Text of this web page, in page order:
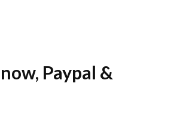
Paypal &